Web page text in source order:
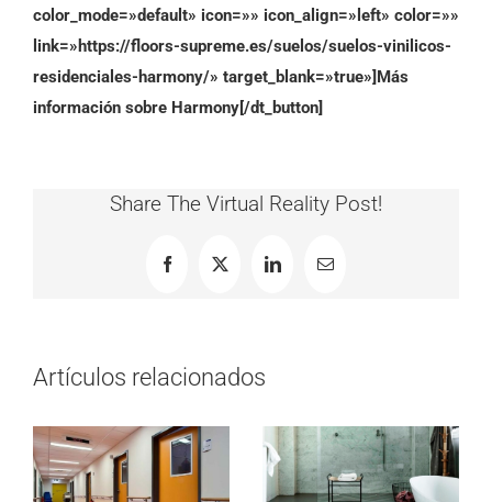
color_mode=»default» icon=»» icon_align=»left» color=»»
link=»https://floors-supreme.es/suelos/suelos-vinilicos-
residenciales-harmony/» target_blank=»true»]Más
información sobre Harmony[/dt_button]
Share The Virtual Reality Post!
Facebook
X LinkedInCorreo
Artículos relacionados